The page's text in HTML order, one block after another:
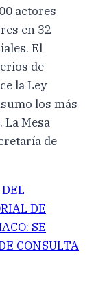
actores
en 32
El
de
la Ley
los más
La Mesa
de
DE
SE
CONSULTA